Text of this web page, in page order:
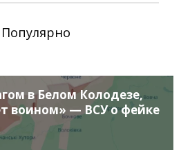
Популярно
в Белом Колодезе,
воином» — ВСУ о фейке